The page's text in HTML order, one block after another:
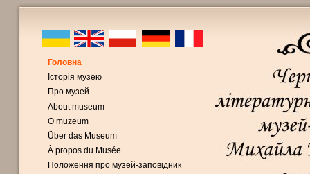
Головна
Історія музею
Про музей
About museum
O muzeum
Über das Museum
À propos du Musée
Положення про музей-заповідник